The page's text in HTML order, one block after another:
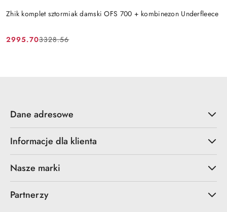
Zhik komplet sztormiak damski OFS 700 + kombinezon Underfleece
Cena
2995.70
Cena
3328.56
Dane adresowe
Informacje dla klienta
Nasze marki
Partnerzy